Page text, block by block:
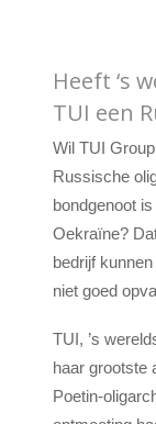
Heeft ‘s
TUI een
Wil TUI
Russische
bondgenoot
Oekraïne?
bedrijf
niet goed
TUI, ’s
haar grootste
Poetin-